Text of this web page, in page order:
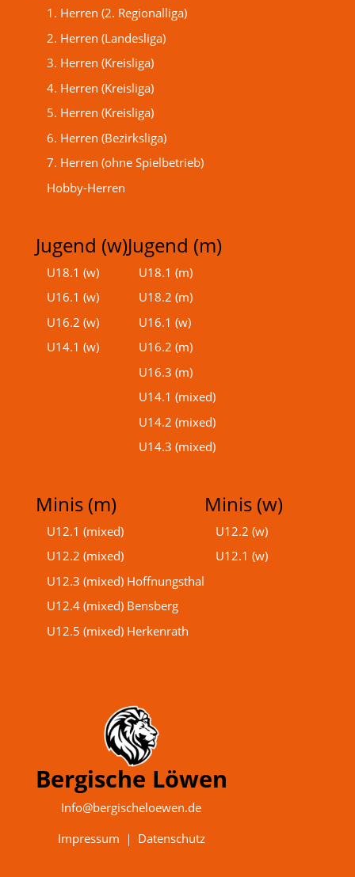
1. Herren (2. Regionalliga)
2. Herren (Landesliga)
3. Herren (Kreisliga)
4. Herren (Kreisliga)
5. Herren (Kreisliga)
6. Herren (Bezirksliga)
7. Herren (ohne Spielbetrieb)
Hobby-Herren
Jugend (w)
U18.1 (w)
U16.1 (w)
U16.2 (w)
U14.1 (w)
Jugend (m)
U18.1 (m)
U18.2 (m)
U16.1 (w)
U16.2 (m)
U16.3 (m)
U14.1 (mixed)
U14.2 (mixed)
U14.3 (mixed)
Minis (m)
U12.1 (mixed)
U12.2 (mixed)
U12.3 (mixed) Hoffnungsthal
U12.4 (mixed) Bensberg
U12.5 (mixed) Herkenrath
Minis (w)
U12.2 (w)
U12.1 (w)
Bergische Löwen
Info@bergischeloewen.de
Impressum ｜ Datenschutz